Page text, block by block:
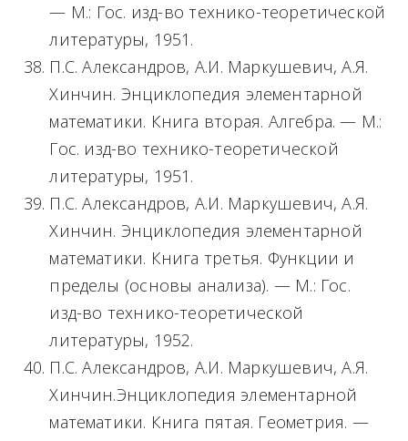
— М.: Гос. изд-во технико-теоретической
литературы, 1951.
П.С. Александров, А.И. Маркушевич, А.Я.
Хинчин. Энциклопедия элементарной
математики. Книга вторая. Алгебра. — М.:
Гос. изд-во технико-теоретической
литературы, 1951.
П.С. Александров, А.И. Маркушевич, А.Я.
Хинчин. Энциклопедия элементарной
математики. Книга третья. Функции и
пределы (основы анализа). — М.: Гос.
изд-во технико-теоретической
литературы, 1952.
П.С. Александров, А.И. Маркушевич, А.Я.
Хинчин.Энциклопедия элементарной
математики. Книга пятая. Геометрия. —